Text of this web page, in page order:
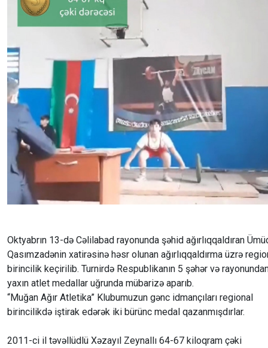
Oktyabrın 13-də Cəlilabad rayonunda şəhid ağırlıqqaldıran
Qasımzadənin xatirəsinə həsr olunan ağırlıqqaldırma üzrə
birincilik keçirilib. Turnirdə Respublikanın 5 şəhər və
yaxın atlet medallar uğrunda mübarizə aparıb.
“Muğan Ağır Atletika” Klubumuzun gənc idmançıları regional
birincilikdə iştirak edərək iki bürünc medal qazanmışdırlar.
2011-ci il təvəllüdlü Xəzayıl Zeynallı 64-67 kiloqram çəki